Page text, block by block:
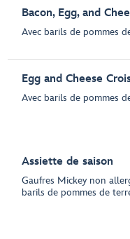
Bacon, Egg, and
Avec barils de pommes
Egg and Cheese
Avec barils de pommes
Assiette de saison
Gaufres Mickey non
barils de pommes de